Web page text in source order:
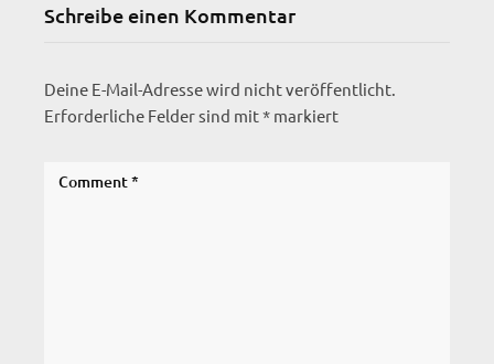
Schreibe einen Kommentar
Deine E-Mail-Adresse wird nicht veröffentlicht.
Erforderliche Felder sind mit* markiert